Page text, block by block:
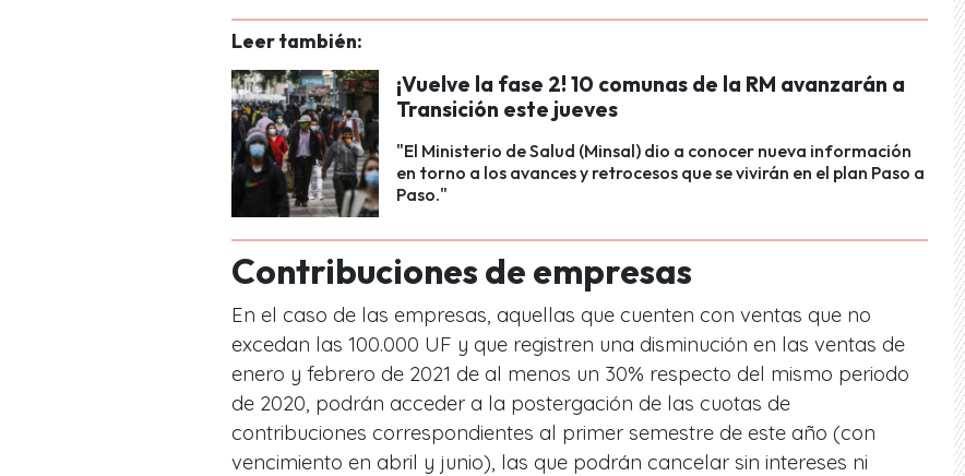
Leer también:
¡Vuelve la fase 2! 10 comunas de la RM avanzarán a
Transición este jueves
"El Ministerio de Salud (Minsal) dio a conocer nueva información
en torno a los avances y retrocesos que se vivirán en el plan Paso a
Paso."
Contribuciones de empresas
En el caso de las empresas, aquellas que cuenten con ventas que no
excedan las 100.000 UF y que registren una disminución en las ventas de
enero y febrero de 2021 de al menos un 30% respecto del mismo periodo
de 2020, podrán acceder a la postergación de las cuotas de
contribuciones correspondientes al primer semestre de este año (con
vencimiento en abril y junio), las que podrán cancelar sin intereses ni